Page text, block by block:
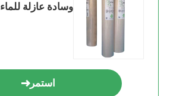
وسادة عازلة للماء
استمر